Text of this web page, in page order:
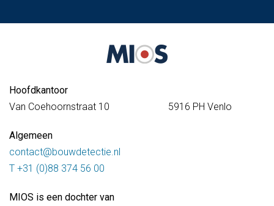
Hoofdkantoor
Van Coehoornstraat 10 5916 PH Venlo
Algemeen
contact@bouwdetectie.nl
T +31 (0)88 374 56 00
MIOS is een dochter van